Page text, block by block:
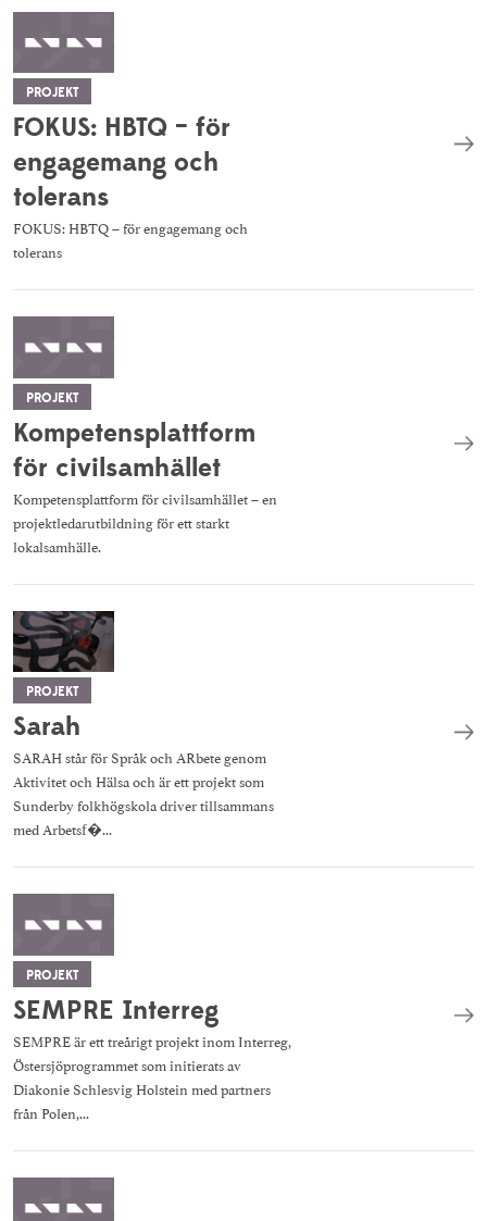
PROJEKT
FOKUS: HBTQ – för
engagemang och
tolerans
FOKUS: HBTQ – för engagemang och
tolerans
PROJEKT
Kompetensplattform
för civilsamhället
Kompetensplattform för civilsamhället – en
projektledarutbildning för ett starkt
lokalsamhälle.
PROJEKT
Sarah
SARAH står för Språk och ARbete genom
Aktivitet och Hälsa och är ett projekt som
Sunderby folkhögskola driver tillsammans
med Arbetsf�...
PROJEKT
SEMPRE Interreg
SEMPRE är ett treårigt projekt inom Interreg,
Östersjöprogrammet som initierats av
Diakonie Schlesvig Holstein med partners
från Polen,...